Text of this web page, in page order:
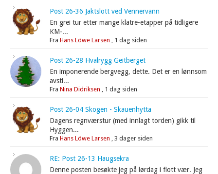
Post 26-36 Jaktslott ved Vennervann
En grei tur etter mange klatre-etapper på tidligere
KM-...
FraHans Löwe Larsen 1 dag siden
Post 26-28 Hvalrygg Geitberget
En imponerende bergvegg, dette. Det er en lønnsom
avsti...
FraNina Didriksen 1 dag siden
Post 26-04 Skogen - Skauenhytta
Dagens regnværstur (med innlagt torden) gikk til
Hyggen...
FraHans Löwe Larsen ,3 dager siden
RE: Post 26-13 Haugsekra
Denne posten besøkte jeg på lørdag i flott vær. Jeg